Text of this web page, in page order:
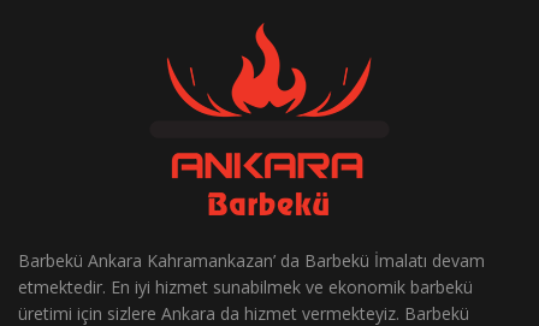
Barbekü Ankara Kahramankazan’ da Barbekü İmalatı devam
etmektedir. En iyi hizmet sunabilmek ve ekonomik barbekü
üretimi için sizlere Ankara da hizmet vermekteyiz. Barbekü